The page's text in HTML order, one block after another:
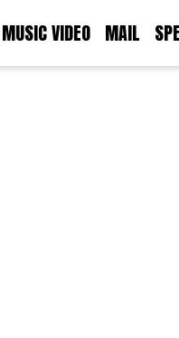
MUSIC VIDEO MAIL